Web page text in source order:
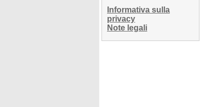
Informativa sulla
privacy
Note legali